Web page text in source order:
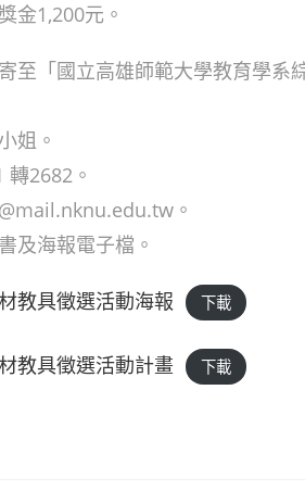
金1,200元。
至「國立高雄師範大學教育學系
姐。
2682。
。
及海報電子檔。
教具徵選活動海報 下載
教具徵選活動計畫 下載